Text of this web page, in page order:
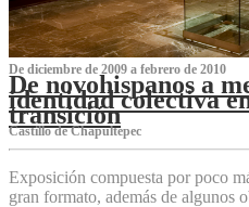
De diciembre de 2009 a febrero de 2010
De novohispanos a
identidad colectiva
transición
Castillo de Chapultepec
Exposición compuesta por poco
gran formato, además de algunos